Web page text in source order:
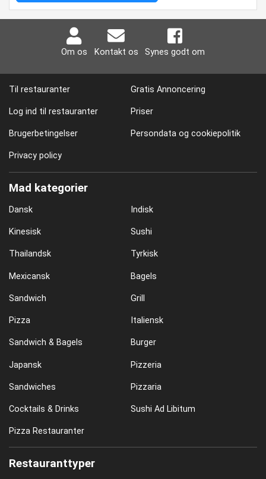
Om os Kontakt os Synes godt om
Til restauranter Gratis Annoncering
Log ind til restauranter Priser
Brugerbetingelser Persondata og cookiepolitik
Privacy policy
Mad kategorier
Dansk Indisk
Kinesisk Sushi
Thailandsk Tyrkisk
Mexicansk Bagels
Sandwich Grill
Pizza Italiensk
Sandwich & Bagels Burger
Japansk Pizzeria
Sandwiches Pizzaria
Cocktails & Drinks Sushi Ad Libitum
Pizza Restauranter
Restauranttyper